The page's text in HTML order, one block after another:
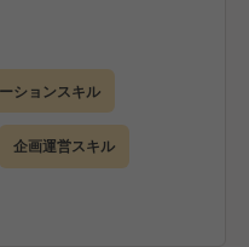
店長を目指していただ
携わっていただけたら
化の採用となりますの
す。
チェーン店ではありま
ションスキル
企画運営スキル